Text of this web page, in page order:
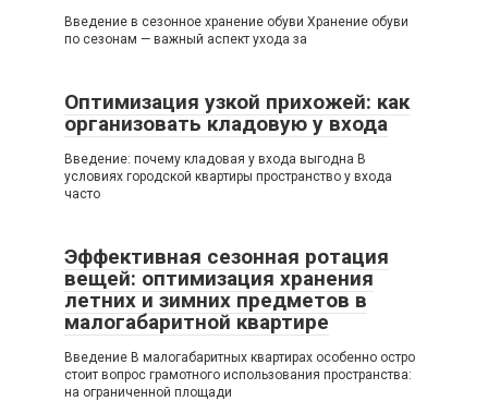
Введение в сезонное хранение обуви Хранение обуви
по сезонам — важный аспект ухода за
Оптимизация узкой прихожей: как
организовать кладовую у входа
Введение: почему кладовая у входа выгодна В
условиях городской квартиры пространство у входа
часто
Эффективная сезонная ротация
вещей: оптимизация хранения
летних и зимних предметов в
малогабаритной квартире
Введение В малогабаритных квартирах особенно остро
стоит вопрос грамотного использования пространства:
на ограниченной площади